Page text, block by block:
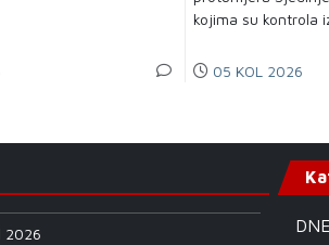
kojima su kontrola
05 KOL 2026
2026